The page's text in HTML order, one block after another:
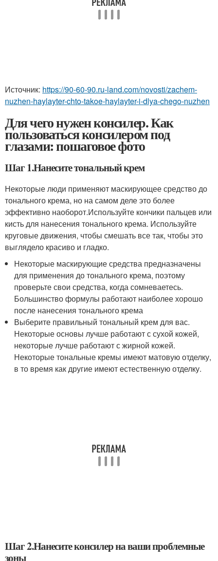
Источник: https://90-60-90.ru-land.com/novosti/zachem-
nuzhen-haylayter-chto-takoe-haylayter-i-dlya-chego-nuzhen
Для чего нужен консилер. Как
пользоваться консилером под
глазами: пошаговое фото
Шаг 1.Нанесите тональный крем
Некоторые люди применяют маскирующее средство до
тонального крема, но на самом деле это более
эффективно наоборот.Используйте кончики пальцев или
кисть для нанесения тонального крема. Используйте
круговые движения, чтобы смешать все так, чтобы это
выглядело красиво и гладко.
Некоторые маскирующие средства предназначены
для применения до тонального крема, поэтому
проверьте свои средства, когда сомневаетесь.
Большинство формулы работают наиболее хорошо
после нанесения тонального крема
Выберите правильный тональный крем для вас.
Некоторые основы лучше работают с сухой кожей,
некоторые лучше работают с жирной кожей.
Некоторые тональные кремы имеют матовую отделку,
в то время как другие имеют естественную отделку.
Шаг 2.Нанесите консилер на ваши проблемные
зоны